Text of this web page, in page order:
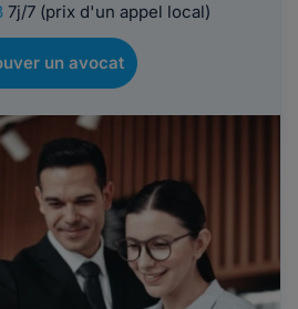
7j/7 (prix d'un appel local)
un avocat